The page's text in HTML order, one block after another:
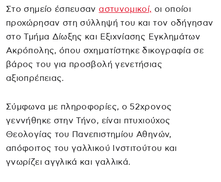
Στο σημείο έσπευσαν αστυνομικοί, οι οποίοι
προχώρησαν στη σύλληψή του και τον οδήγησαν
στο Τμήμα Δίωξης και Εξιχνίασης Εγκλημάτων
Ακρόπολης, όπου σχηματίστηκε δικογραφία σε
βάρος του για προσβολή γενετήσιας
αξιοπρέπειας.
Σύμφωνα με πληροφορίες, ο 52χρονος
γεννήθηκε στην Τήνο, είναι πτυχιούχος
Θεολογίας του Πανεπιστημίου Αθηνών,
απόφοιτος του γαλλικού Ινστιτούτου και
γνωρίζει αγγλικά και γαλλικά.